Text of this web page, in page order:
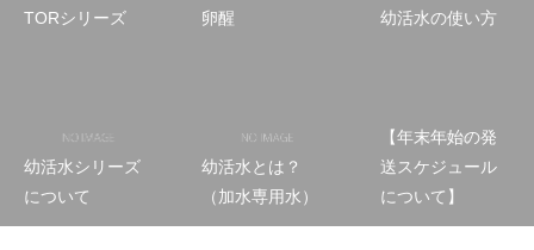
TORシリーズ
卵醒 幼活水の使い方
幼活水シリーズ
について
幼活水とは？
（加水専用水）
【年末年始の発
送スケジュール
について】